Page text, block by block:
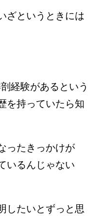
ざというときには
経験があるという
を持っていたら知
ったきっかけが
いるんじゃない
したいとずっと思